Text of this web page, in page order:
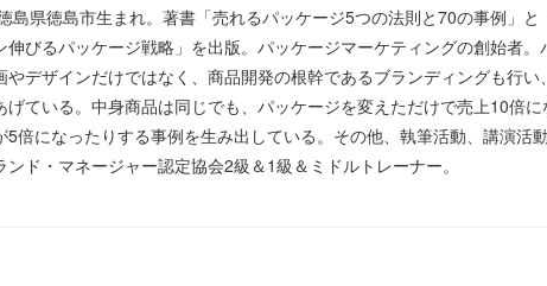
島県徳島市生まれ。著書「売れるパッケージ5つの法則と70の事例」と
伸びるパッケージ戦略」を出版。パッケージマーケティングの創始者。
やデザインだけではなく、商品開発の根幹であるブランディングも行い
げている。中身商品は同じでも、パッケージを変えただけで売上10倍に
5倍になったりする事例を生み出している。その他、執筆活動、講演活
ンド・マネージャー認定協会2級＆1級＆ミドルトレーナー。